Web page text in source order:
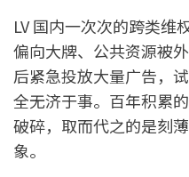
LV 国内一次次的跨类
偏向大牌、公共资源被
后紧急投放大量广告，
全无济于事。百年积累
破碎，取而代之的是刻
象。